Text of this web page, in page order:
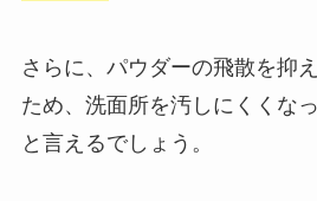
さらに、パウダーの飛散を抑
ため、洗面所を汚しにくくな
と言えるでしょう。